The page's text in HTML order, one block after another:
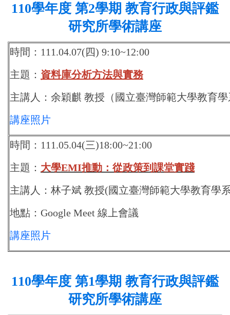
110學年度 第2學期 教育行政與評鑑
研究所學術講座
時間：111.04.07(四) 9:10~12:00
主題： 資料庫分析方法與實務
主講人：余穎麒 教授（國立臺灣師範大學教育
講座照片
時間：111.05.04(三)18:00~21:00
主題： 大學EMI推動：從政策到課堂實踐
主講人：林子斌 教授(國立臺灣師範大學教育學
地點：Google Meet 線上會議
講座照片
110學年度 第1學期 教育行政與評鑑
研究所學術講座